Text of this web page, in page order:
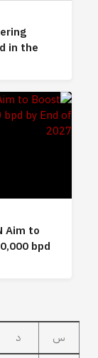
in the
Aim to
bpd
س
د